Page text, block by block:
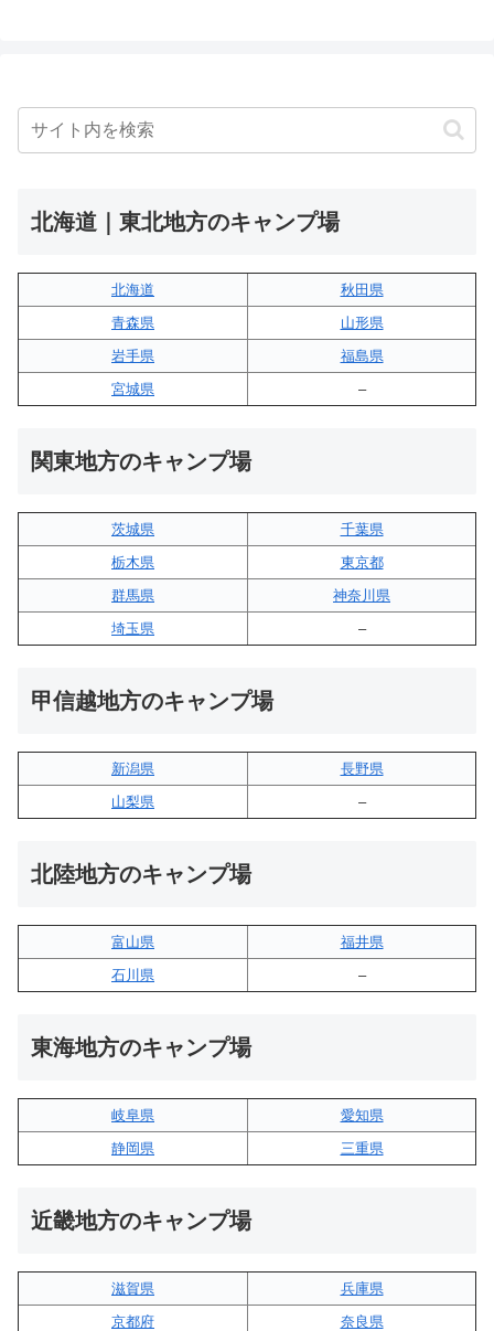
北海道｜東北地方のキャンプ場
北海道
秋田県
青森県
山形県
岩手県
福島県
宮城県
–
関東地方のキャンプ場
茨城県
千葉県
栃木県
東京都
群馬県
神奈川県
埼玉県
–
甲信越地方のキャンプ場
新潟県
長野県
山梨県
–
北陸地方のキャンプ場
富山県
福井県
石川県
–
東海地方のキャンプ場
岐阜県
愛知県
静岡県
三重県
近畿地方のキャンプ場
滋賀県
兵庫県
京都府
奈良県